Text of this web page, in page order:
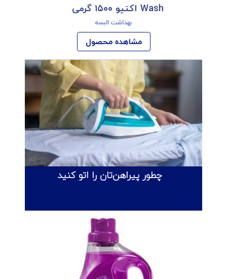
Wash اکتیو ۱۵۰۰ گرمی
بهداشت البسه
مشاهده محصول
چطور پیراهن‌تان را اتو کنید